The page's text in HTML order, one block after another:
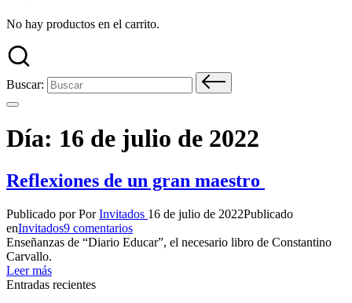
No hay productos en el carrito.
Buscar:
Día: 16 de julio de 2022
Reflexiones de un gran maestro
Publicado por PorInvitados 16 de julio de 2022Publicado
enInvitados9 comentarios
Enseñanzas de “Diario Educar”, el necesario libro de Constantino
Carvallo.
Leer más
Entradas recientes